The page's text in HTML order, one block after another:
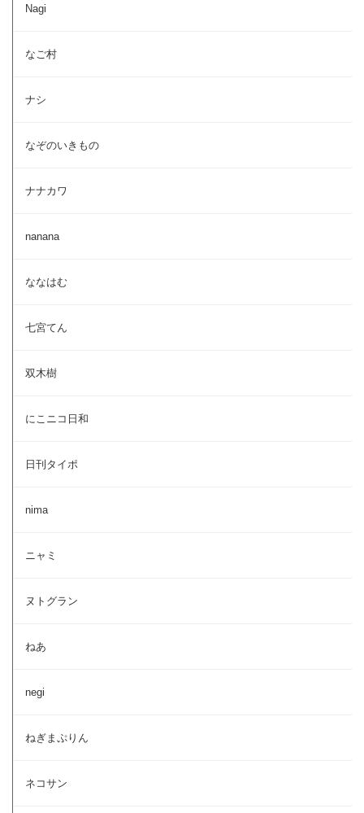
Nagi
なご村
ナシ
なぞのいきもの
ナナカワ
nanana
ななはむ
七宮てん
双木樹
にこニコ日和
日刊タイポ
nima
ニャミ
ヌトグラン
ねあ
negi
ねぎまぷりん
ネコサン